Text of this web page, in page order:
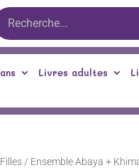
Livres adultes
/ Ensemble Abaya +